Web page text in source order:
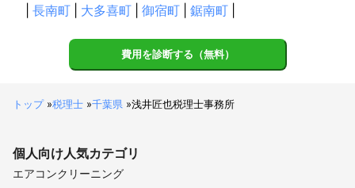
長南町 大多喜町 御宿町 鋸南町
費用を診断する（無料）
トップ»税理士 »千葉県 »浅井匠也税理士事務所
個人向け人気カテゴリ
エアコンクリーニング